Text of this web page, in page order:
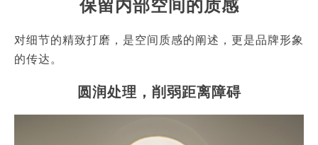
对细节的精致打磨，是空间质感的阐述，更是品牌形象
的传达。
圆润处理，削弱距离障碍